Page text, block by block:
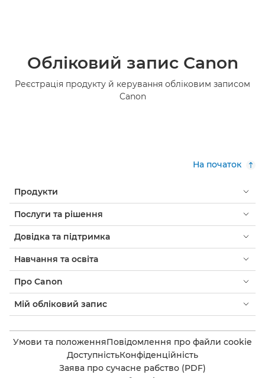
Обліковий запис Canon
Реєстрація продукту й керування обліковим записом
Canon
На початок
Продукти
Послуги та рішення
Довідка та підтримка
Навчання та освіта
Про Canon
Мій обліковий запис
Умови та положенняПовідомлення про файли cookie
ДоступністьКонфіденційність
Заява про сучасне рабство (PDF)